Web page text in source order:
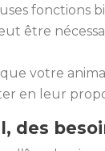
être
votre
en leur
des